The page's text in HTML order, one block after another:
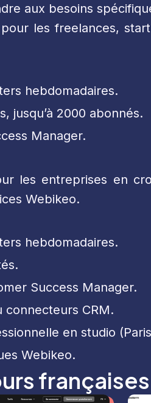
aux besoins
les freelances,
hebdomadaires.
jusqu’à 2000 abonnés.
Manager.
les entreprises en
Webikeo.
hebdomadaires.
Success Manager.
connecteurs CRM.
en studio
Webikeo.
françaises